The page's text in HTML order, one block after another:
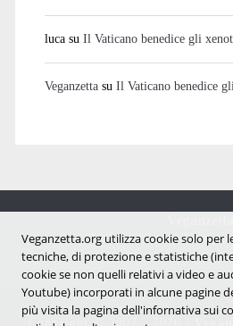
lucasu Il Vaticano benedice gli
Veganzettasu Il Vaticano benedice
Notizie dal mondo
Copyright © 2007 - 2026 |
Veganzetta.org utilizza cookie solo per
tecniche, di protezione e statistiche
cookie se non quelli relativi a video e
Youtube) incorporati in alcune pagine
più visita la pagina dell'infornativa sui